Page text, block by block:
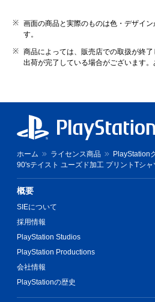
画面の商品と実際のものは色・デザイ
す。
商品によっては、販売店での取扱が終
出荷が完了している場合がございます。
ホーム ライセンス商品
PlayStation
90'sテイスト ユーズド加工 プリントTシ
概要
SIEについて
採用情報
PlayStation Studios
PlayStation Productions
会社情報
PlayStationの歴史